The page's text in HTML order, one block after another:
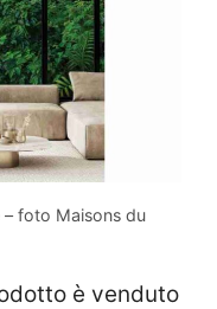
foto Maisons du
è venduto